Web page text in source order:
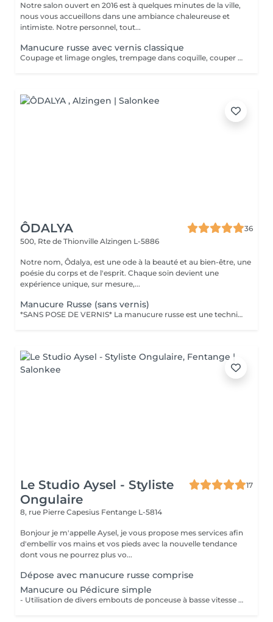
Notre salon ouvert en 2016 est à quelques minutes de la ville,
nous vous accueillons dans une ambiance chaleureuse et
intimiste. Notre personnel, tout...
Manucure russe avec vernis classique
Coupage et limage ongles, trempage dans coquille, couper cuticule avec pince à envie, bloc ponce, sérum, crème. Prévoir plus de temps au salon jusqu'à séchage complet du vernis. La manucure russe vous offrira un rendu absolument parfait. Votre cuticule sera repoussée de manière maximale. La manucure russe convient à tous types d'ongles, même les plus abîmés, car elle va permettre de préparer et renforcer l'ongle et également de l'allonger en repoussant plus haut les cuticules.
ÔDALYA
36
500, Rte de Thionville Alzingen L-5886
Notre nom, Ôdalya, est une ode à la beauté et au bien-être, une
poésie du corps et de l'esprit. Chaque soin devient une
expérience unique, sur mesure,...
Manucure Russe (sans vernis)
*SANS POSE DE VERNIS* La manucure russe est une technique de précision réalisée avec expertise pour sublimer le contour des ongles. Ce soin approfondi des cuticules est réalisé à l'aide d'embouts spécifiques pour une finition ultra nette. Tout notre matériel est à usage unique et/ou stérilisé pour garantir une hygiène irréprochable durant votre prestation.
Le Studio Aysel - Styliste
Ongulaire
17
8, rue Pierre Capesius Fentange L-5814
Bonjour je m'appelle Aysel, je vous propose mes services afin
d'embellir vos mains et vos pieds avec la nouvelle tendance
dont vous ne pourrez plus vo...
Dépose avec manucure russe comprise
Manucure ou Pédicure simple
- Utilisation de divers embouts de ponceuse à basse vitesse pour décoller, soulever et éliminer les cuticules. - Limage des ongles - Application d'une huile à cuticule et crème avec massage